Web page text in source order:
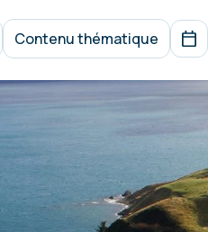
Contenu thématique